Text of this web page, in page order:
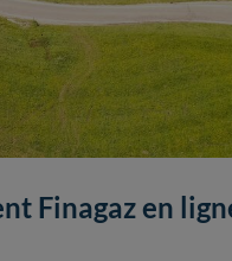
Finagaz en